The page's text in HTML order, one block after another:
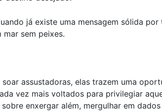
já existe uma mensagem sólida
sem peixes.
assustadoras, elas trazem uma
vez mais voltados para privilegiar
enxergar além, mergulhar em